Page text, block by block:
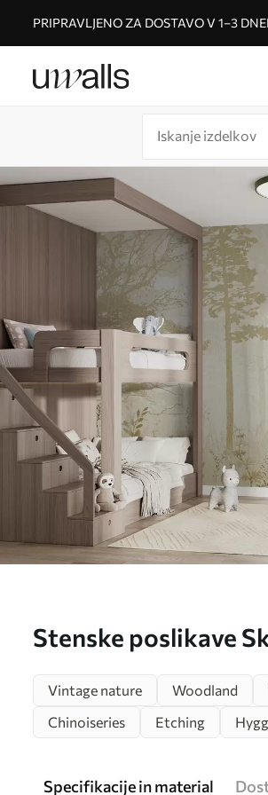
PRIPRAVLJENO ZA DOSTAVO V 1–3
Stenske poslikave
Vintage nature Woodland
Chinoiseries
Etching
Specifikacije in material